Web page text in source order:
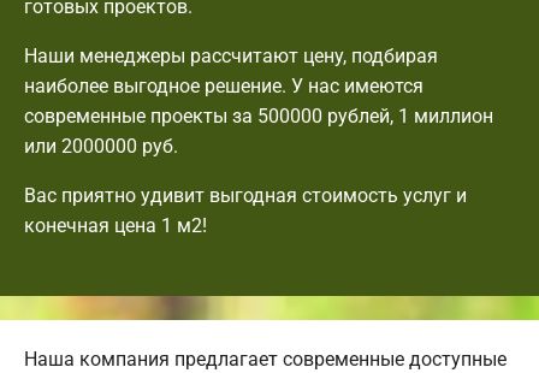
готовых проектов.
Наши менеджеры рассчитают цену, подбирая
наиболее выгодное решение. У нас имеются
современные проекты за 500000 рублей, 1 миллион
или 2000000 руб.
Вас приятно удивит выгодная стоимость услуг и
конечная цена 1 м2!
Наша компания предлагает современные доступные